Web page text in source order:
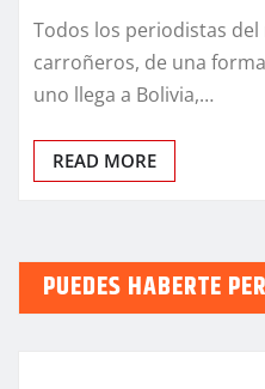
Todos los periodistas
carroñeros, de una
uno llega a Bolivia,…
READ MORE
PUEDES HABERTE